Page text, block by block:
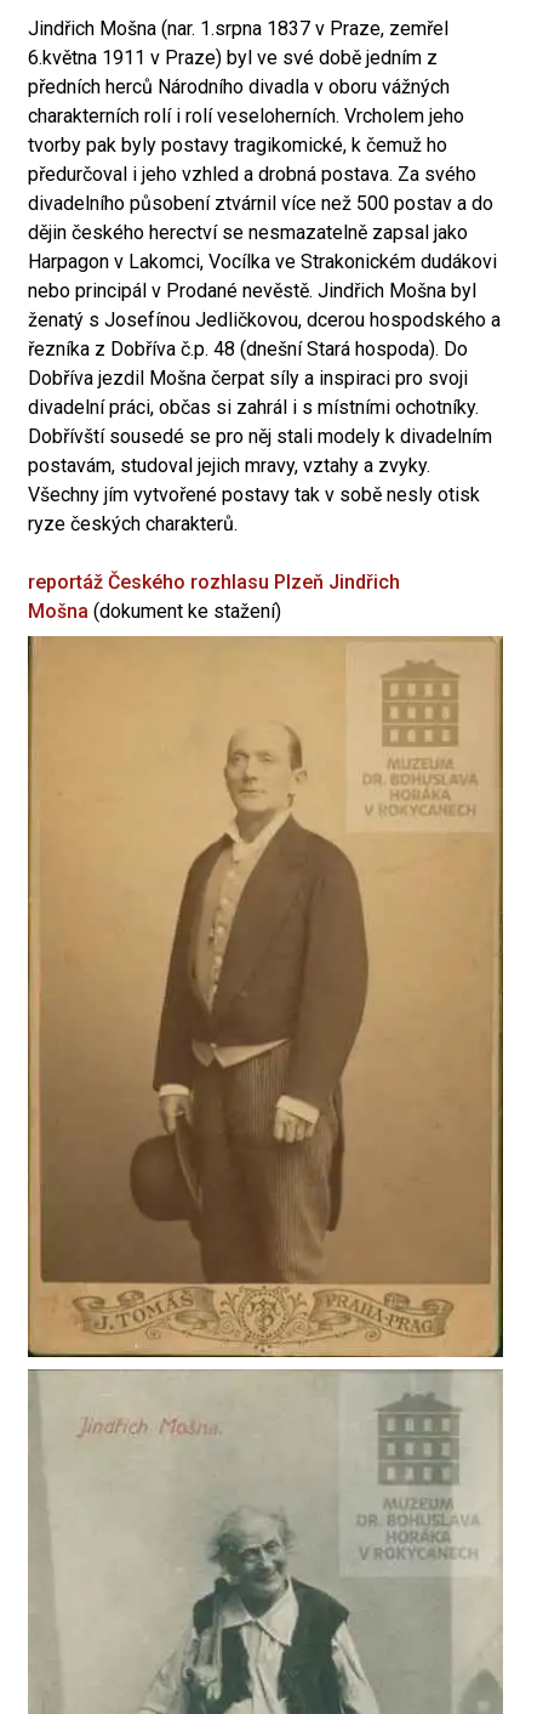
Jindřich Mošna (nar. 1.srpna 1837 v Praze, zemřel
6.května 1911 v Praze) byl ve své době jedním z
předních herců Národního divadla v oboru vážných
charakterních rolí i rolí veseloherních. Vrcholem jeho
tvorby pak byly postavy tragikomické, k čemuž ho
předurčoval i jeho vzhled a drobná postava. Za svého
divadelního působení ztvárnil více než 500 postav a do
dějin českého herectví se nesmazatelně zapsal jako
Harpagon v Lakomci, Vocílka ve Strakonickém dudákovi
nebo principál v Prodané nevěstě. Jindřich Mošna byl
ženatý s Josefínou Jedličkovou, dcerou hospodského a
řezníka z Dobříva č.p. 48 (dnešní Stará hospoda). Do
Dobříva jezdil Mošna čerpat síly a inspiraci pro svoji
divadelní práci, občas si zahrál i s místními ochotníky.
Dobřívští sousedé se pro něj stali modely k divadelním
postavám, studoval jejich mravy, vztahy a zvyky.
Všechny jím vytvořené postavy tak v sobě nesly otisk
ryze českých charakterů.
reportáž Českého rozhlasu Plzeň Jindřich
Mošna (dokument ke stažení)